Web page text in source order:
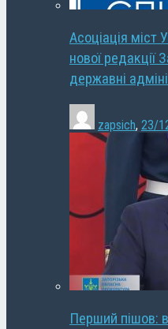
Асоціація міст
нової редакції
державні
zapsich, 23/
Перший пішов: